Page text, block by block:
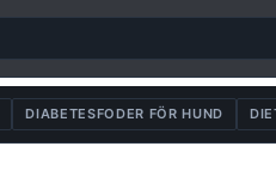
DIABETESFODER FÖR HUND